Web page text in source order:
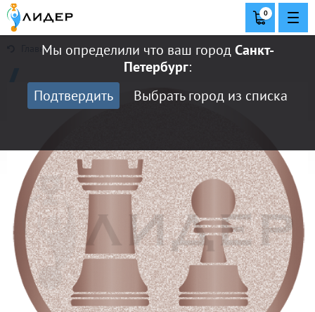
Мы определили что ваш городСанкт-
Петербург:
Подтвердить
Выбрать город из списка
0
Главная